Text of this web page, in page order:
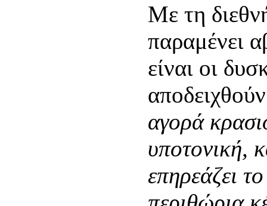
Με τη
παραμένει
είναι οι
αγορά
υποτονική,
επηρεάζει